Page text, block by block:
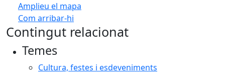
Amplieu el mapa
Com arribar-hi
+
Contingut relacionat
Temes
Cultura, festes i esdeveniments